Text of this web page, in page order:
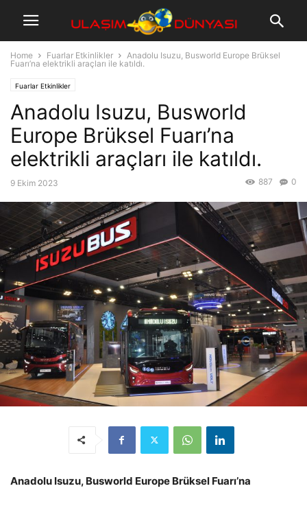
Home Fuarlar Etkinlikler
Anadolu Isuzu, Busworld Europe Brüksel
Fuarı’na elektrikli araçları ile katıldı.
Fuarlar Etkinlikler
Anadolu Isuzu, Busworld
Europe Brüksel Fuarı’na
elektrikli araçları ile katıldı.
9 Ekim 2023 0
887
Anadolu Isuzu, Busworld Europe Brüksel Fuarı’na